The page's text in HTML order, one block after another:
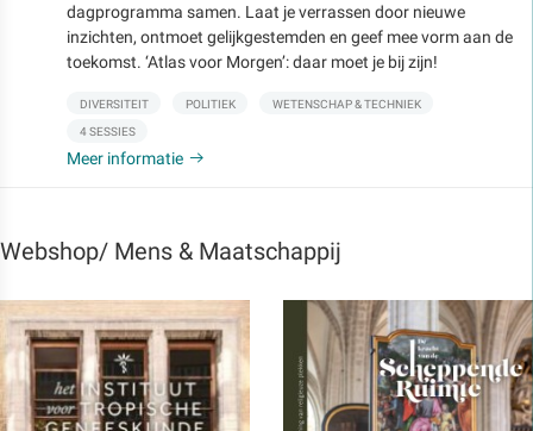
dagprogramma samen. Laat je verrassen door nieuwe
inzichten, ontmoet gelijkgestemden en geef mee vorm aan de
toekomst. ‘Atlas voor Morgen’: daar moet je bij zijn!
DIVERSITEIT POLITIEK WETENSCHAP & TECHNIEK
4 SESSIES
Meer informatie
Webshop/ Mens & Maatschappij